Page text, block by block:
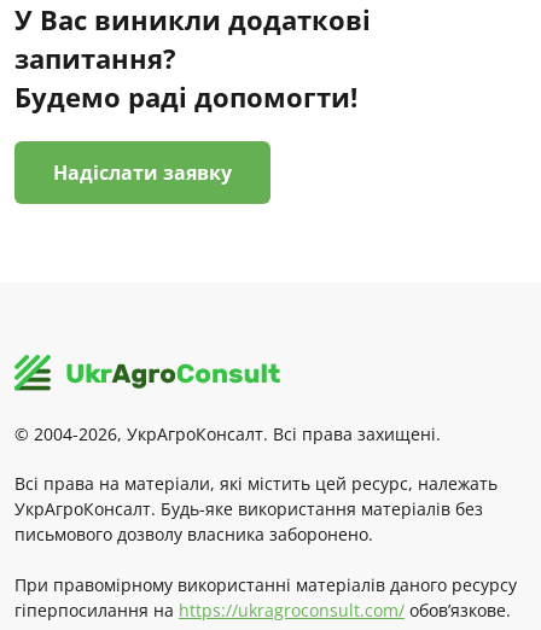
У Вас виникли додаткові
запитання?
Будемо раді допомогти!
Надіслати заявку
© 2004-2026, УкрАгроКонсалт. Всі права захищені.
Всі права на матеріали, які містить цей ресурс, належать
УкрАгроКонсалт. Будь-яке використання матеріалів без
письмового дозволу власника заборонено.
При правомірному використанні матеріалів даного ресурсу
гіперпосилання на https://ukragroconsult.com/ обов’язкове.